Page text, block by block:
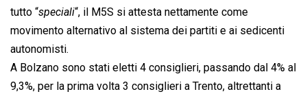
o
o
k
A
p
d
I
d
s
i
n
tutto “speciali“, il M5S si attesta nettamente come
movimento alternativo al sistema dei partiti e ai sedicenti
autonomisti.
A Bolzano sono stati eletti 4 consiglieri, passando dal 4% al
9,3%, per la prima volta 3 consiglieri a Trento, altrettanti a